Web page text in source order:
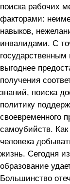
поиска рабочих
факторами:
навыков,
инвалидами. С
выгоднее
получения
знаний, поиска
политику
своевременного
самоубийств.
человека
жизнь. Сегодня
образование
Большинство